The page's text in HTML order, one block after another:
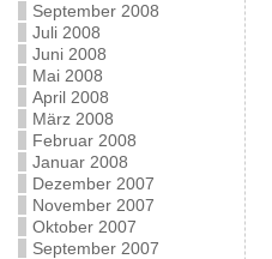
September 2008
Juli 2008
Juni 2008
Mai 2008
April 2008
März 2008
Februar 2008
Januar 2008
Dezember 2007
November 2007
Oktober 2007
September 2007